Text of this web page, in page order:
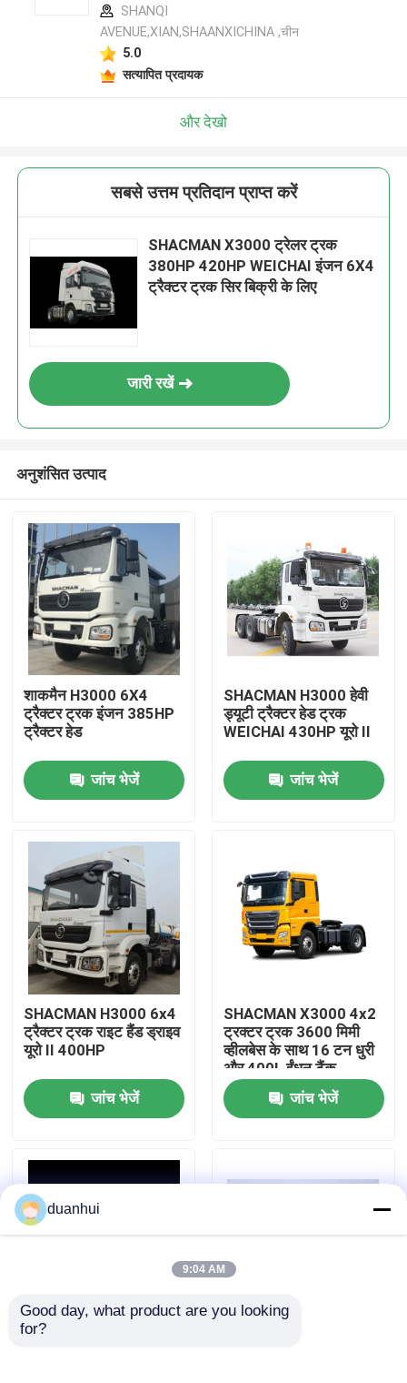
उत्पाद
हमारे बारे में
कारखाना भ्रमण
गुणवत्ता नियंत्रण
समाचार
भारी डंप ट्रक
SHANQI
AVENUE,XIAN,SHAANXICHINA ,चीन
5.0
सत्यापित प्रदायक
और देखो
सबसे उत्तम प्रतिदान प्राप्त करें
SHACMAN X3000 ट्रेलर ट्रक
380HP 420HP WEICHAI इंजन 6X4
ट्रैक्टर ट्रक सिर बिक्री के लिए
जारी रखें
अनुशंसित उत्पाद
शाकमैन H3000 6X4
ट्रैक्टर ट्रक इंजन 385HP
ट्रैक्टर हेड
जांच भेजें
SHACMAN H3000 हेवी
ड्यूटी ट्रैक्टर हेड ट्रक
WEICHAI 430HP यूरो II
जांच भेजें
SHACMAN H3000 6x4
ट्रैक्टर ट्रक राइट हैंड ड्राइव
यूरो II 400HP
जांच भेजें
SHACMAN X3000 4x2
ट्रक्टर ट्रक 3600 मिमी
व्हीलबेस के साथ 16 टन धुरी
और 400L ईंधन टैंक
जांच भेजें
शैकमैन F3000 4x2
duanhui
9:04 AM
Good day, what product are you looking
for?